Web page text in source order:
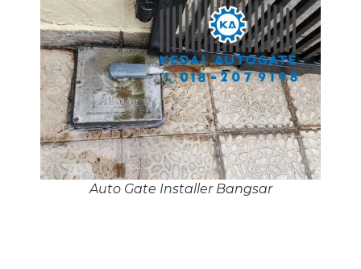
Auto Gate Installer Bangsar